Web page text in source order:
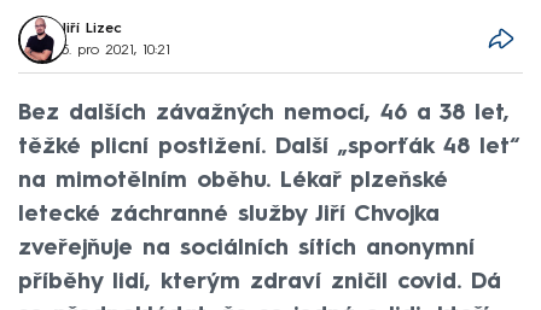
Jiří Lizec
5. pro 2021, 10:21
Bez dalších závažných nemocí, 46 a 38 let,
těžké plicní postižení. Další „sporťák 48 let“
na mimotělním oběhu. Lékař plzeňské
letecké záchranné služby Jiří Chvojka
zveřejňuje na sociálních sítích anonymní
příběhy lidí, kterým zdraví zničil covid. Dá